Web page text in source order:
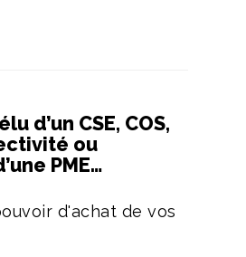
d’un CSE, COS,
ou
PME…
d'achat de vos